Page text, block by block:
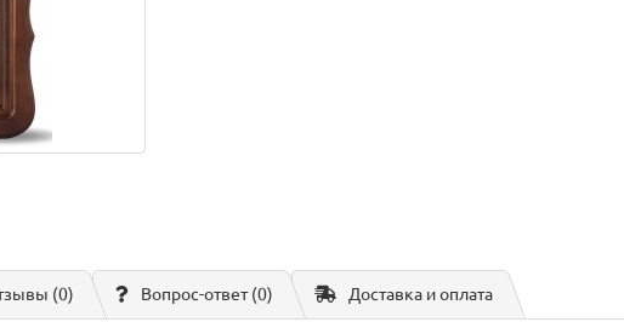
(0) Вопрос-ответ(0) Доставка и оплата